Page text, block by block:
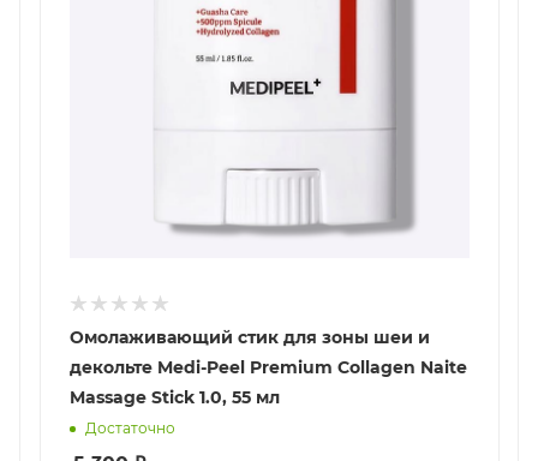
Омолаживающий стик для зоны шеи и
декольте Medi-Peel Premium Collagen Naite
Massage Stick 1.0, 55 мл
Достаточно